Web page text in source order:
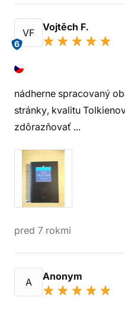
VF
6
Vojtěch F.
nádherne spracovaný
stránky, kvalitu
zdôrazňovať ...
pred 7 rokmi
A Anonym